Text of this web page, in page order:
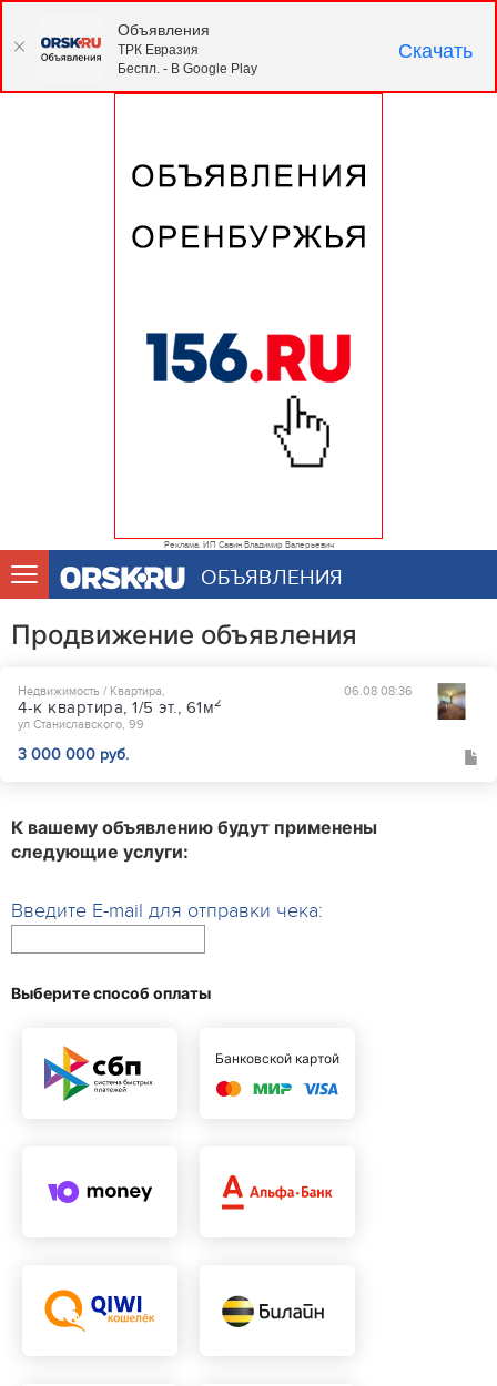
Реклама. ИП Савин Владимир Валерьевич
ОБЪЯВЛЕНИЯ
Продвижение объявления
06.08 08:36
Недвижимость / Квартира,
4-к квартира, 1/5 эт., 61м2
ул Станиславского, 99
3 000 000 руб.
К вашему объявлению будут применены
следующие услуги:
Введите E-mail для отправки чека:
Выберите способ оплаты
Банковской картой
Объявления
ТРК Евразия
Беспл. - В Google Play
Скачать